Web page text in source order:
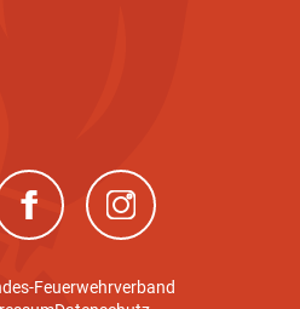
(neues Fenster)(neues Fenster)
Feuerwehrverband